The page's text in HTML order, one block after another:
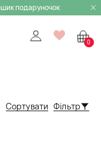
подаруночок
0
Сортувати Фільтр